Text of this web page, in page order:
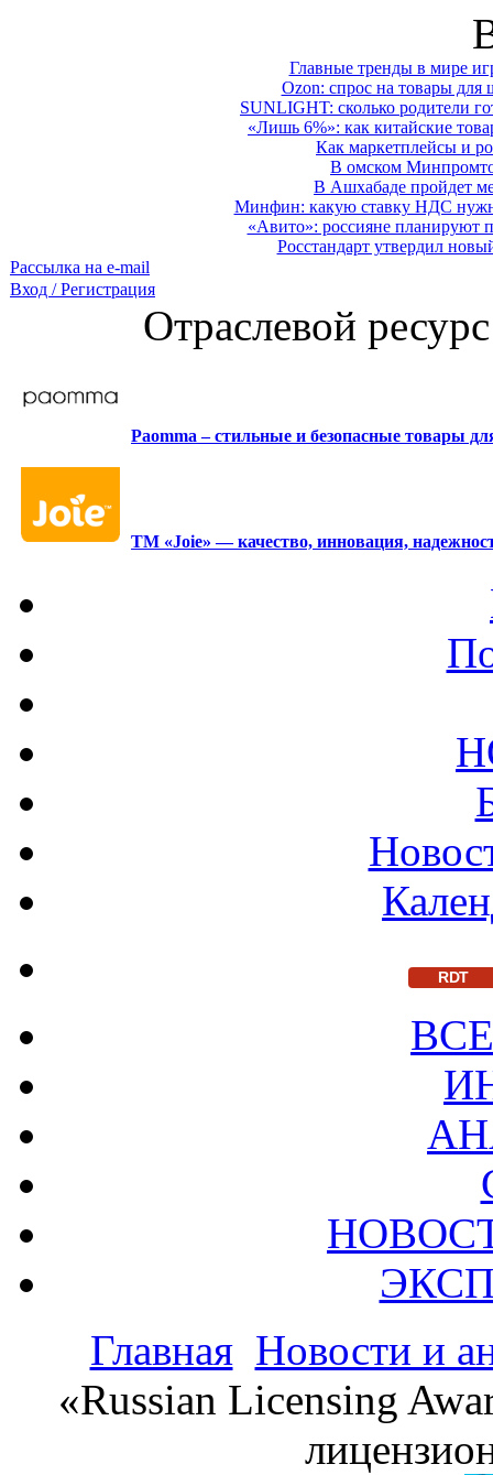
Главные тренды в мире
Ozon: спрос на товары для
SUNLIGHT: сколько родители
«Лишь 6%»: как китайские
Как маркетплейсы и
В омском
В Ашхабаде пройдет
Минфин: какую ставку НДС
«Авито»: россияне планируют
Росстандарт утвердил
Рассылка на e-mail
Вход / Регистрация
Отраслевой
Paomma – стильные и безопасные товары
ТМ «Joie» — качество, инновация,
RDT
Главная Новости и
«Russian Licensing